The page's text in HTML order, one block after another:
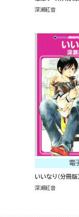
深瀬紅音
電
いいなり（分冊版
深瀬紅音